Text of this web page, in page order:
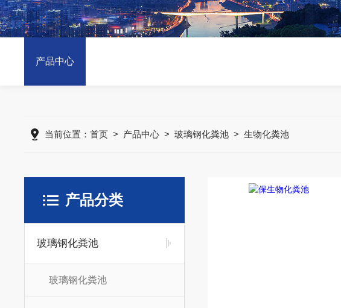
产品中心
当前位置：首页 > 产品中心 >玻璃钢化粪池 >生物化粪池
产品分类
玻璃钢化粪池
玻璃钢化粪池